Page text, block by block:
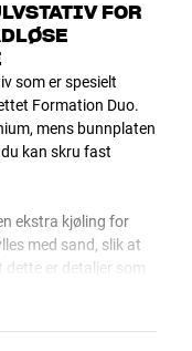
FOR
som er spesielt
Formation Duo.
mens bunnplaten
du kan skru fast
ekstra kjøling for
med sand, slik at
dette er detaljer som
fra Duo-